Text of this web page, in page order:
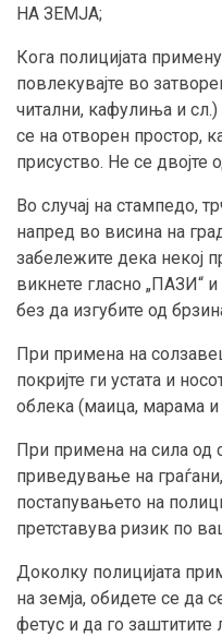
НА ЗЕМЈА;
Кога полицијата
повлекувајте во
читални, кафулиња и сл.)
се на отворен простор,
присуство. Не се двојте
Во случај на стампедо,
напред во висина на
забележите дека некој
викнете гласно „ПАЗИ“
без да изгубите од
При примена на
покријте ги устата и
облека (маица, марама и
При примена на сила од
приведување на
постапувањето на
претставува ризик по
Доколку полицијата
на земја, обидете се да
фетус и да го заштитите